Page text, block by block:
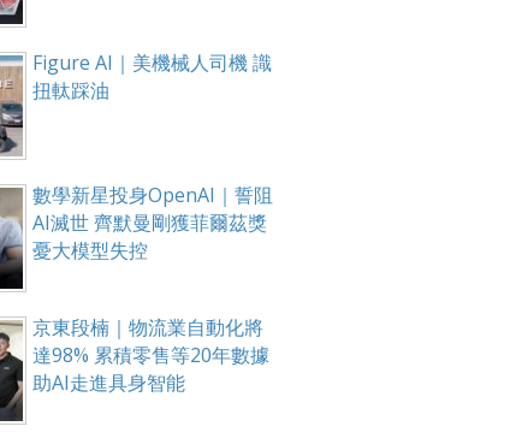
Figure AI｜美機械人司機 識
扭軚踩油
數學新星投身OpenAI｜誓阻
AI滅世 齊默曼剛獲菲爾茲獎
憂大模型失控
京東段楠｜物流業自動化將
達98% 累積零售等20年數據
助AI走進具身智能